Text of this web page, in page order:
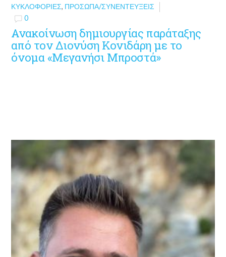
ΚΥΚΛΟΦΟΡΊΕΣ, ΠΡΌΣΩΠΑ/ΣΥΝΕΝΤΕΎΞΕΙΣ
0
Ανακοίνωση δημιουργίας παράταξης
από τον Διονύση Κονιδάρη με το
όνομα «Μεγανήσι Μπροστά»